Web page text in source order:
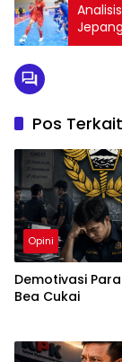
Jepang
Pos Terkait
Opini
Demotivasi
Bea Cukai